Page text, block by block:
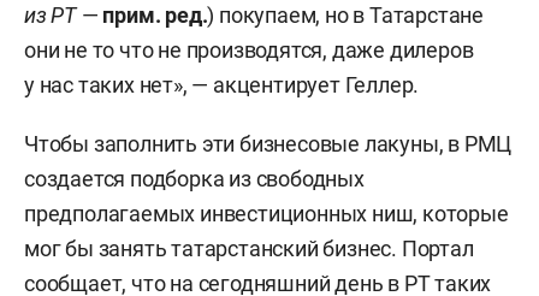
изРТ— прим. ред.) покупаем, но в Татарстане
они не то что не производятся, даже дилеров
у нас таких нет», — акцентирует Геллер.
Чтобы заполнить эти бизнесовые лакуны, в РМЦ
создается подборка из свободных
предполагаемых инвестиционных ниш, которые
мог бы занять татарстанский бизнес. Портал
сообщает, что на сегодняшний день в РТ таких